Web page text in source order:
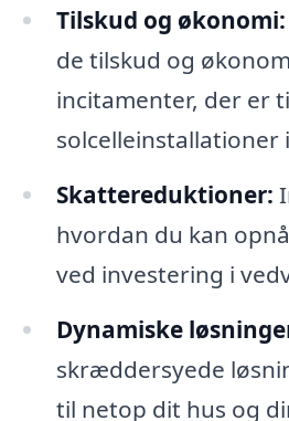
Tilskud og økonomi:
de tilskud og
incitamenter, der er
solcelleinstallationer
Skattereduktioner:
hvordan du kan
ved investering i
Dynamiske
skræddersyede
til netop dit hus og